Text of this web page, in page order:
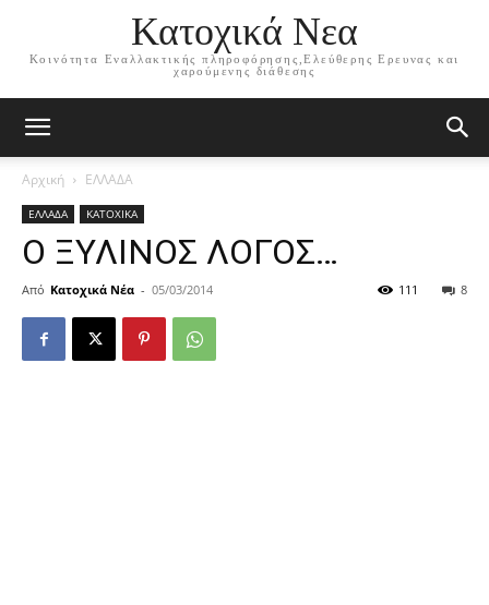
Κατοχικά Νεα
Κοινότητα Εναλλακτικής πληροφόρησης,Ελεύθερης Ερευνας και
χαρούμενης διάθεσης
Αρχική ΕΛΛΑΔΑ
ΕΛΛΑΔΑ ΚΑΤΟΧΙΚΑ
Ο ΞΥΛΙΝΟΣ ΛΟΓΟΣ…
Από Κατοχικά Νέα - 05/03/2014 8
111